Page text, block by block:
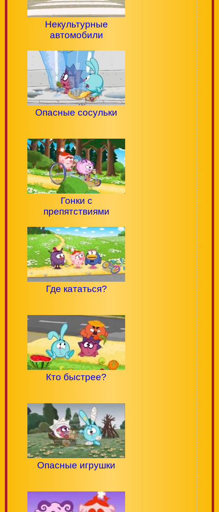
Некультурные
автомобили
Опасные сосульки
Гонки с
препятствиями
Где кататься?
Кто быстрее?
Опасные игрушки